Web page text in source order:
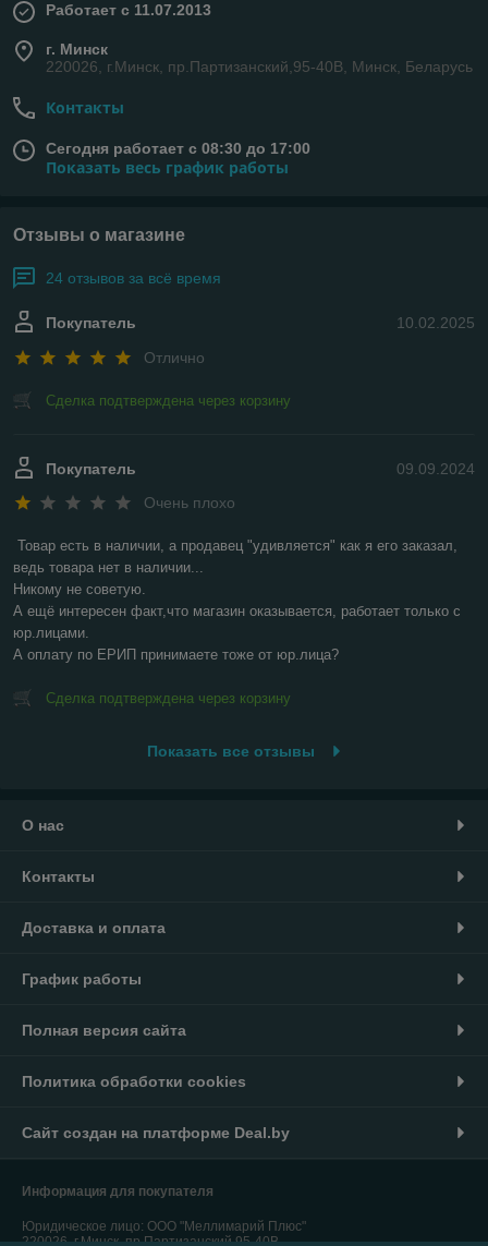
Работает с 11.07.2013
г. Минск
220026, г.Минск, пр.Партизанский,95-40В, Минск, Беларусь
Контакты
Сегодня работает с 08:30 до 17:00
Показать весь график работы
Отзывы о магазине
24 отзывов за всё время
10.02.2025
Покупатель
Отлично
Сделка подтверждена через корзину
09.09.2024
Покупатель
Очень плохо
Товар есть в наличии, а продавец "удивляется" как я его заказал,
ведь товара нет в наличии...
Никому не советую.
А ещё интересен факт,что магазин оказывается, работает только с
юр.лицами.
А оплату по ЕРИП принимаете тоже от юр.лица?
Сделка подтверждена через корзину
Показать все отзывы
О нас
Контакты
Доставка и оплата
График работы
Полная версия сайта
Политика обработки cookies
Сайт создан на платформе Deal.by
Информация для покупателя
Юридическое лицо: ООО "Меллимарий Плюс"
220026, г.Минск, пр.Партизанский,95-40В